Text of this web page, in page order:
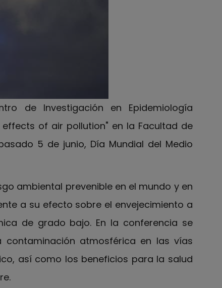
de Investigación en Epidemiología
effects of air pollution" en la Facultad de
5 de junio, Día Mundial del Medio
ambiental prevenible en el mundo y en
a su efecto sobre el envejecimiento a
de grado bajo. En la conferencia se
atmosférica en las vías
así como los beneficios para la salud